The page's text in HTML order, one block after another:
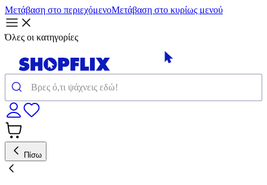
Μετάβαση στο περιεχόμενοΜετάβαση στο κυρίως μενού
Όλες οι κατηγορίες
Πίσω